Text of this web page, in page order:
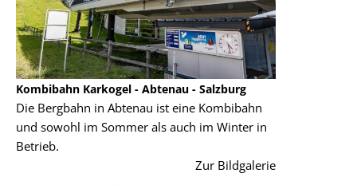
Kombibahn Karkogel - Abtenau - Salzburg
Die Bergbahn in Abtenau ist eine Kombibahn
und sowohl im Sommer als auch im Winter in
Betrieb.
Zur Bildgalerie